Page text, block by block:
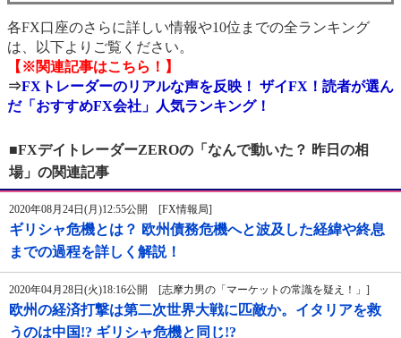
各FX口座のさらに詳しい情報や10位までの全ランキング
は、以下よりご覧ください。
【※関連記事はこちら！】
⇒FXトレーダーのリアルな声を反映！ ザイFX！読者が選ん
だ「おすすめFX会社」人気ランキング！
■FXデイトレーダーZEROの「なんで動いた？ 昨日の相
場」の関連記事
2020年08月24日(月)12:55公開 [FX情報局]
ギリシャ危機とは？ 欧州債務危機へと波及した経緯や終息
までの過程を詳しく解説！
2020年04月28日(火)18:16公開 [志摩力男の「マーケットの常識を疑え！」]
欧州の経済打撃は第二次世界大戦に匹敵か。イタリアを救
うのは中国!? ギリシャ危機と同じ!?